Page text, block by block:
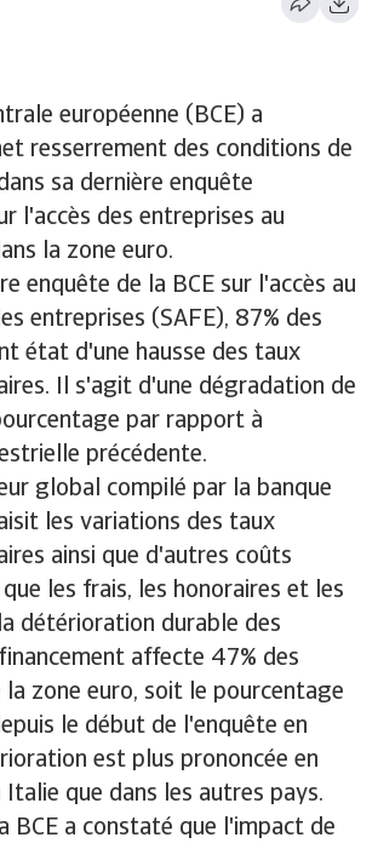
européenne (BCE) a
resserrement des conditions de
sa dernière enquête
l'accès des entreprises au
la zone euro.
enquête de la BCE sur l'accès au
entreprises (SAFE), 87% des
état d'une hausse des taux
Il s'agit d'une dégradation de
par rapport à
précédente.
global compilé par la banque
les variations des taux
ainsi que d'autres coûts
les frais, les honoraires et les
détérioration durable des
affecte 47% des
la zone euro, soit le pourcentage
le début de l'enquête en
est plus prononcée en
Italie que dans les autres pays.
BCE a constaté que l'impact de